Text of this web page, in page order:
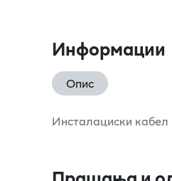
Информации
Опис
Инсталациски